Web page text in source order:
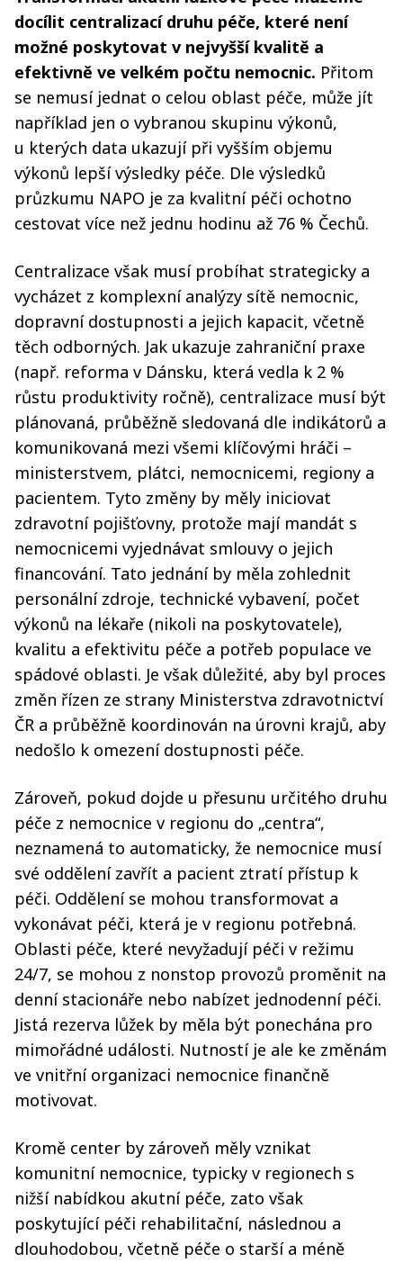
docílit centralizací druhu péče, které není
možné poskytovat v nejvyšší kvalitě a
efektivně ve velkém počtu nemocnic. Přitom
se nemusí jednat o celou oblast péče, může jít
například jen o vybranou skupinu výkonů,
u kterých data ukazují při vyšším objemu
výkonů lepší výsledky péče. Dle výsledků
průzkumu NAPO je za kvalitní péči ochotno
cestovat více než jednu hodinu až 76 % Čechů.
Centralizace však musí probíhat strategicky a
vycházet z komplexní analýzy sítě nemocnic,
dopravní dostupnosti a jejich kapacit, včetně
těch odborných. Jak ukazuje zahraniční praxe
(např. reforma v Dánsku, která vedla k 2 %
růstu produktivity ročně), centralizace musí být
plánovaná, průběžně sledovaná dle indikátorů a
komunikovaná mezi všemi klíčovými hráči –
ministerstvem, plátci, nemocnicemi, regiony a
pacientem. Tyto změny by měly iniciovat
zdravotní pojišťovny, protože mají mandát s
nemocnicemi vyjednávat smlouvy o jejich
financování. Tato jednání by měla zohlednit
personální zdroje, technické vybavení, počet
výkonů na lékaře (nikoli na poskytovatele),
kvalitu a efektivitu péče a potřeb populace ve
spádové oblasti. Je však důležité, aby byl proces
změn řízen ze strany Ministerstva zdravotnictví
ČR a průběžně koordinován na úrovni krajů, aby
nedošlo k omezení dostupnosti péče.
Zároveň, pokud dojde u přesunu určitého druhu
péče z nemocnice v regionu do „centra“,
neznamená to automaticky, že nemocnice musí
své oddělení zavřít a pacient ztratí přístup k
péči. Oddělení se mohou transformovat a
vykonávat péči, která je v regionu potřebná.
Oblasti péče, které nevyžadují péči v režimu
24/7, se mohou z nonstop provozů proměnit na
denní stacionáře nebo nabízet jednodenní péči.
Jistá rezerva lůžek by měla být ponechána pro
mimořádné události. Nutností je ale ke změnám
ve vnitřní organizaci nemocnice finančně
motivovat.
Kromě center by zároveň měly vznikat
komunitní nemocnice, typicky v regionech s
nižší nabídkou akutní péče, zato však
poskytující péči rehabilitační, následnou a
dlouhodobou, včetně péče o starší a méně